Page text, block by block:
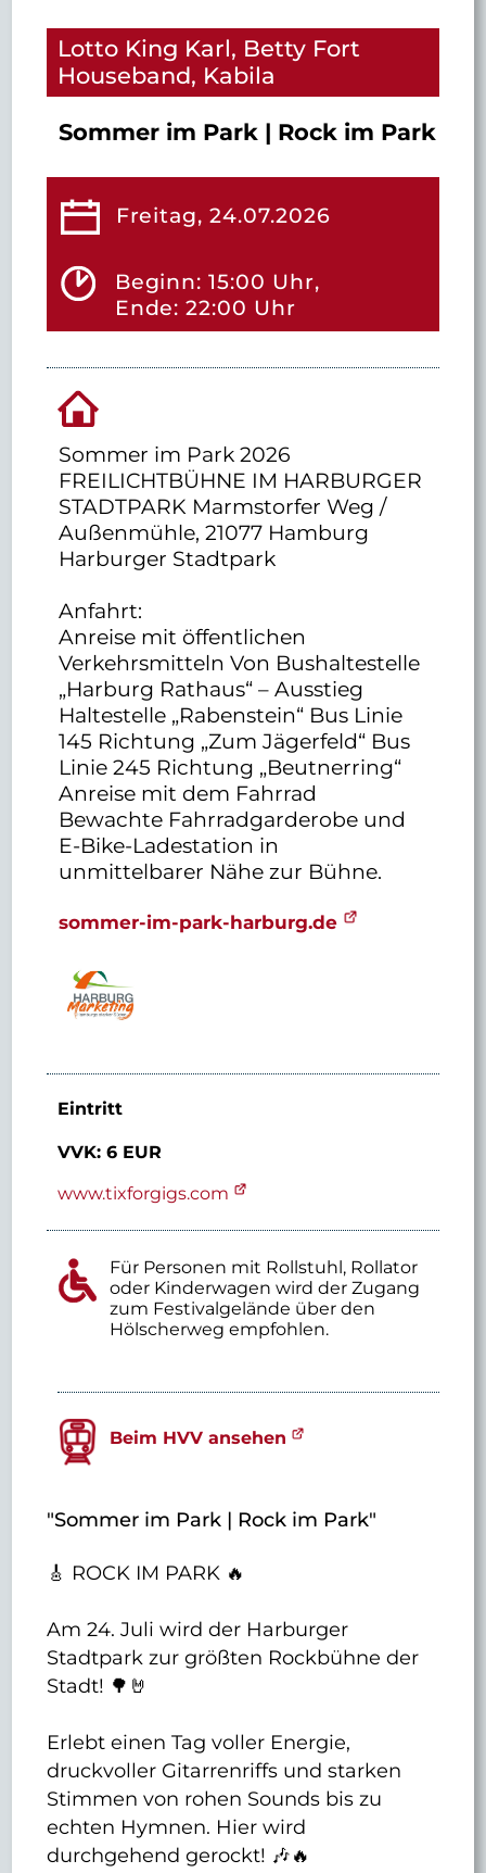
Lotto King Karl, Betty Fort
Houseband, Kabila
Sommer im Park | Rock im Park
Freitag, 24.07.2026
Beginn: 15:00 Uhr,
Ende: 22:00 Uhr
Sommer im Park 2026
FREILICHTBÜHNE IM HARBURGER
STADTPARK Marmstorfer Weg /
Außenmühle, 21077 Hamburg
Harburger Stadtpark
Anfahrt:
Anreise mit öffentlichen
Verkehrsmitteln Von Bushaltestelle
„Harburg Rathaus“ – Ausstieg
Haltestelle „Rabenstein“ Bus Linie
145 Richtung „Zum Jägerfeld“ Bus
Linie 245 Richtung „Beutnerring“
Anreise mit dem Fahrrad
Bewachte Fahrradgarderobe und
E-Bike-Ladestation in
unmittelbarer Nähe zur Bühne.
sommer-im-park-harburg.de
Eintritt
VVK: 6 EUR
www.tixforgigs.com
Für Personen mit Rollstuhl, Rollator
oder Kinderwagen wird der Zugang
zum Festivalgelände über den
Hölscherweg empfohlen.
Beim HVV ansehen
"Sommer im Park | Rock im Park"
🎸 ROCK IM PARK 🔥
Am 24. Juli wird der Harburger
Stadtpark zur größten Rockbühne der
Stadt! 🌳🤘
Erlebt einen Tag voller Energie,
druckvoller Gitarrenriffs und starken
Stimmen von rohen Sounds bis zu
echten Hymnen. Hier wird
durchgehend gerockt! 🎶🔥